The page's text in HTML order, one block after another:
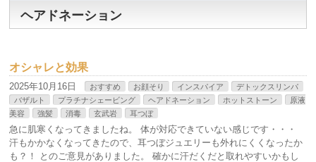
ヘアドネーション
オシャレと効果
2025年10月16日 おすすめ お顔そり インスパイア
デトックスリンパ
バザルト
プラチナシェービング ヘアドネーション ホットストーン
原液
美容
強髪 消毒 玄武岩 耳つぼ
急に肌寒くなってきましたね。 体が対応できていない感じです・・・
汗もかかなくなってきたので、耳つぼジュエリーも外れにくくなったか
も？！ とのご意見がありました。 確かに汗だくだと取れやすいかもし